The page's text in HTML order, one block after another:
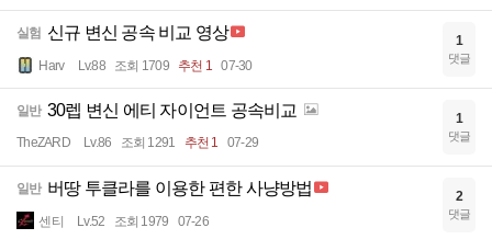
실험 신규 변신 공속 비교 영상
Harv Lv.88 조회 1709 추천 1 07-30
1
댓글
일반 30렙 변신 에티 자이언트 공속비교
TheZARD Lv.86 조회 1291 추천 1 07-29
1
댓글
일반 버땅 투클라를 이용한 편한 사냥방법
센티 Lv.52 조회 1979 07-26
2
댓글